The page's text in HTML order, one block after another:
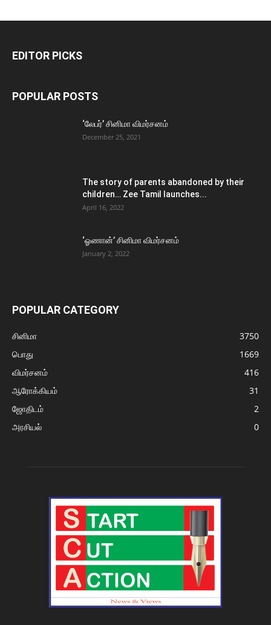
EDITOR PICKS
POPULAR POSTS
‘லேபர்’ சினிமா விமர்சனம்
December 25, 2021
The story of parents abandoned by their
children… Zee Tamil launches...
April 16, 2022
‘ஓணான்’ சினிமா விமர்சனம்
January 2, 2022
POPULAR CATEGORY
சினிமா
3750
பொது
1669
விமர்சனம்
416
ஆரோக்கியம்
31
ஜோதிடம்
2
அரசியல்
0